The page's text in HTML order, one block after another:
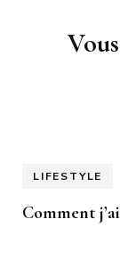
LIFESTYLE
Comment